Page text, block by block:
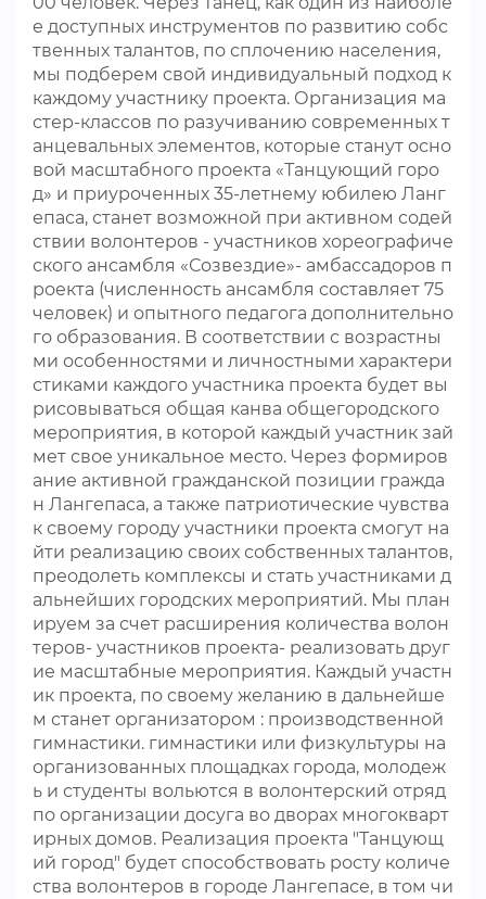
е доступных инструментов по развитию собс
твенных талантов, по сплочению населения,
мы подберем свой индивидуальный подход к
каждому участнику проекта. Организация ма
стер-классов по разучиванию современных т
анцевальных элементов, которые станут осно
вой масштабного проекта «Танцующий горо
д» и приуроченных 35-летнему юбилею Ланг
епаса, станет возможной при активном содей
ствии волонтеров - участников хореографиче
ского ансамбля «Созвездие»- амбассадоров п
роекта (численность ансамбля составляет 75
человек) и опытного педагога дополнительно
го образования. В соответствии с возрастны
ми особенностями и личностными характери
стиками каждого участника проекта будет вы
рисовываться общая канва общегородского
мероприятия, в которой каждый участник зай
мет свое уникальное место. Через формиров
ание активной гражданской позиции гражда
н Лангепаса, а также патриотические чувства
к своему городу участники проекта смогут на
йти реализацию своих собственных талантов,
преодолеть комплексы и стать участниками д
альнейших городских мероприятий. Мы план
ируем за счет расширения количества волон
теров- участников проекта- реализовать друг
ие масштабные мероприятия. Каждый участн
ик проекта, по своему желанию в дальнейше
м станет организатором : производственной
гимнастики. гимнастики или физкультуры на
организованных площадках города, молодеж
ь и студенты вольются в волонтерский отряд
по организации досуга во дворах многокварт
ирных домов. Реализация проекта "Танцующ
ий город" будет способствовать росту количе
ства волонтеров в городе Лангепасе, в том чи